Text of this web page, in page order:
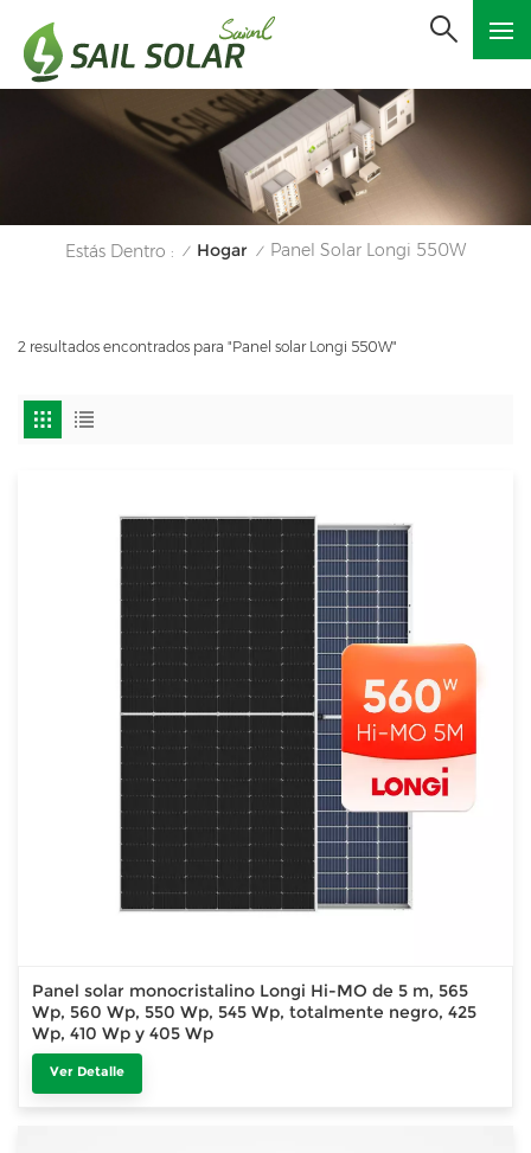
Estás Dentro : / Hogar / Panel Solar Longi 550W
2 resultados encontrados para "Panel solar Longi 550W"
Panel solar monocristalino Longi Hi-MO de 5 m, 565
Wp, 560 Wp, 550 Wp, 545 Wp, totalmente negro, 425
Wp, 410 Wp y 405 Wp
Ver Detalle